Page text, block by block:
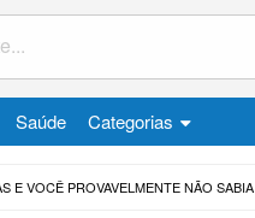
Saúde Categorias
E VOCÊ PROVAVELMENTE NÃO SABIA